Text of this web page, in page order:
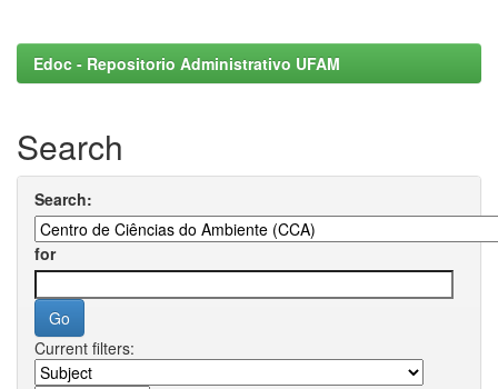
Edoc - Repositorio Administrativo UFAM
Search
Search:
for
Current filters: